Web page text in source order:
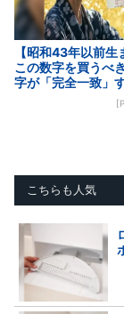
【昭和43年以前生
この数字を買うべ
字が「完全一致」
こちらも人気